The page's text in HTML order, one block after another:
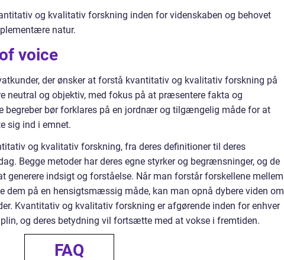
og kvalitativ forskning inden for videnskaben og behovet
natur.
voice
der ønsker at forstå kvantitativ og kvalitativ forskning på
neutral og objektiv, med fokus på at præsentere fakta og
begreber bør forklares på en jordnær og tilgængelig måde for at
sig ind i emnet.
og kvalitativ forskning, fra deres definitioner til deres
Begge metoder har deres egne styrker og begrænsninger, og de
generere indsigt og forståelse. Når man forstår forskellene mellem
dem på en hensigtsmæssig måde, kan man opnå dybere viden om
Kvantitativ og kvalitativ forskning er afgørende inden for enhver
og deres betydning vil fortsætte med at vokse i fremtiden.
FAQ